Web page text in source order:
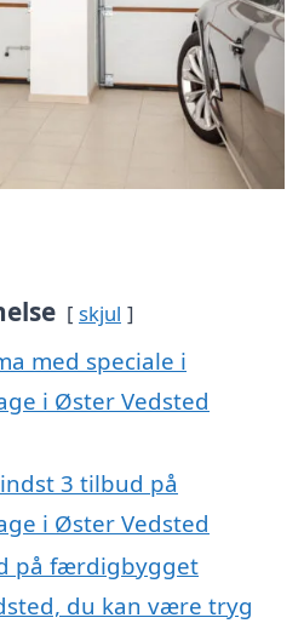
skjul
med speciale i
i Øster Vedsted
3 tilbud på
i Øster Vedsted
på færdigbygget
du kan være tryg